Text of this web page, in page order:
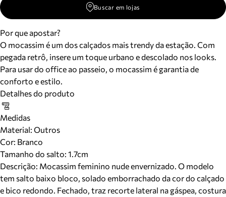
Buscar em lojas
Por que apostar?
O mocassim é um dos calçados mais trendy da estação. Com
pegada retrô, insere um toque urbano e descolado nos looks.
Para usar do office ao passeio, o mocassim é garantia de
conforto e estilo.
Detalhes do produto
Medidas
Material: Outros
Cor: Branco
Tamanho do salto: 1.7cm
Descrição: Mocassim feminino nude envernizado. O modelo
tem salto baixo bloco, solado emborrachado da cor do calçado
e bico redondo. Fechado, traz recorte lateral na gáspea, costura